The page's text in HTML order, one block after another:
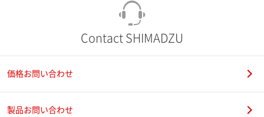
Contact SHIMADZU
価格お問い合わせ
製品お問い合わせ